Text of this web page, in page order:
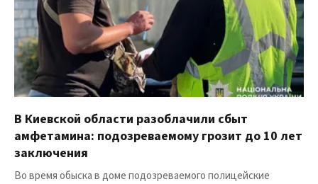
В Киевской области разоблачили сбыт
амфетамина: подозреваемому грозит до 10 лет
заключения
Во время обыска в доме подозреваемого полицейские